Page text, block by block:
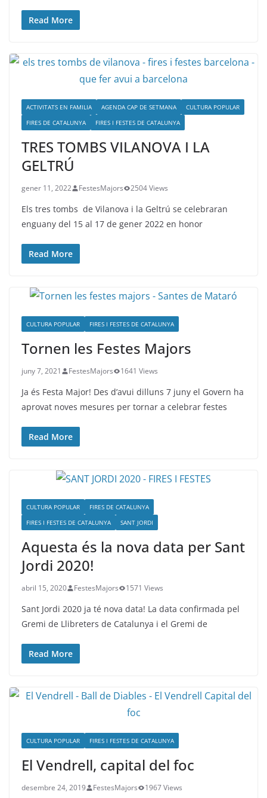
Read More
ACTIVITATS EN FAMILIA AGENDA CAP DE SETMANA
CULTURA POPULAR
FIRES DE CATALUNYA
FIRES I FESTES DE CATALUNYA
TRES TOMBS VILANOVA I LA
GELTRÚ
gener 11, 2022 FestesMajors 2504 Views
Els tres tombs de Vilanova i la Geltrú se celebraran
enguany del 15 al 17 de gener 2022 en honor
Read More
CULTURA POPULAR FIRES I FESTES DE CATALUNYA
Tornen les Festes Majors
juny 7, 2021 FestesMajors 1641 Views
Ja és Festa Major! Des d’avui dilluns 7 juny el Govern ha
aprovat noves mesures per tornar a celebrar festes
Read More
CULTURA POPULAR
FIRES DE CATALUNYA
FIRES I FESTES DE CATALUNYA
SANT JORDI
Aquesta és la nova data per Sant
Jordi 2020!
abril 15, 2020 FestesMajors 1571 Views
Sant Jordi 2020 ja té nova data! La data confirmada pel
Gremi de Llibreters de Catalunya i el Gremi de
Read More
CULTURA POPULAR FIRES I FESTES DE CATALUNYA
El Vendrell, capital del foc
desembre 24, 2019 FestesMajors 1967 Views